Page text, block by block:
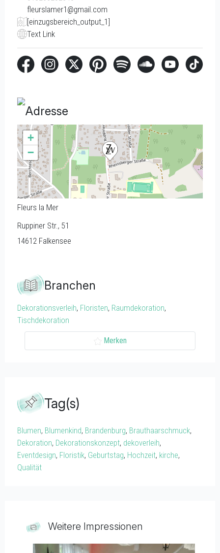
fleurslamer1@gmail.com
[einzugsbereich_output_1]
Text Link
Adresse
+
−
Fleurs la Mer
Ruppiner Str., 51
14612 Falkensee
Branchen
Dekorationsverleih, Floristen, Raumdekoration,
Tischdekoration
Merken
Tag(s)
Blumen, Blumenkind, Brandenburg, Brauthaarschmuck,
Dekoration, Dekorationskonzept, dekoverleih,
Eventdesign, Floristik, Geburtstag, Hochzeit, kirche,
Qualität
Weitere Impressionen